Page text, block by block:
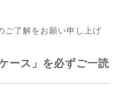
ご了解をお願い申し上げ
ース」を必ずご一読